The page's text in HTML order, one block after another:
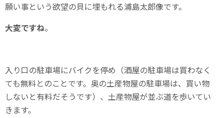
願い事という欲望の貝に埋もれる浦島太郎像です。
大変ですね。
入り口の駐車場にバイクを停め（酒屋の駐車場は買わなく
ても無料とのことです。奥の土産物屋の駐車場は、買い物
しないと有料だそうです）、土産物屋が並ぶ道を歩いてい
きます。